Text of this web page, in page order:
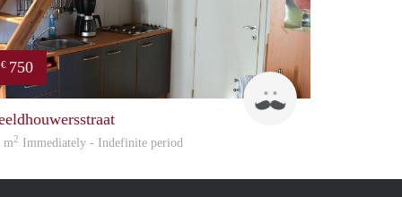
€ 750
Bruno
m2 Immediately - Indefinite period